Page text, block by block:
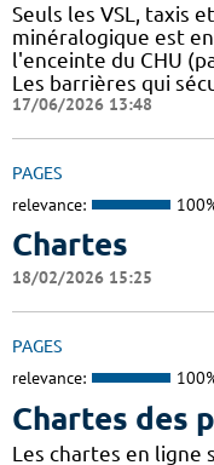
Seuls les VSL, taxis
minéralogique est
l'enceinte du CHU
Les barrières qui
17/06/2026 13:48
PAGES
relevance:
Chartes
18/02/2026 15:25
PAGES
relevance:
Chartes des
Les chartes en ligne